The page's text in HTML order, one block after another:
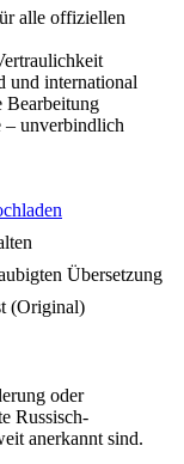
alle offiziellen
und international
Bearbeitung
– unverbindlich
Übersetzung
(Original)
oder
Russisch-
anerkannt sind.